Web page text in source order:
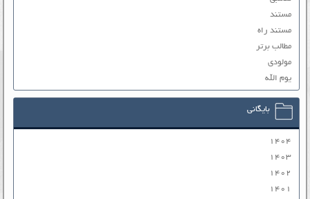
مستند
مستند راه
مطالب برتر
مولودی
یوم الله
بایگانی
۱۴۰۴
۱۴۰۳
۱۴۰۲
۱۴۰۱